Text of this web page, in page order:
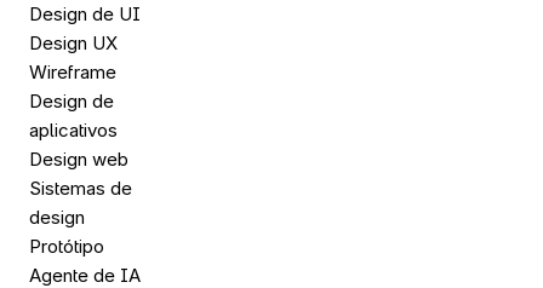
Design de UI
Design UX
Wireframe
Design de
aplicativos
Design web
Sistemas de
design
Protótipo
Agente de IA